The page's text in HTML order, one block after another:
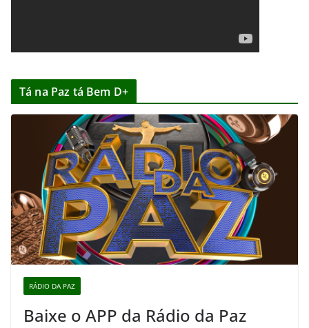
Tá na Paz tá Bem D+
RÁDIO DA PAZ
Baixe o APP da Rádio da Paz